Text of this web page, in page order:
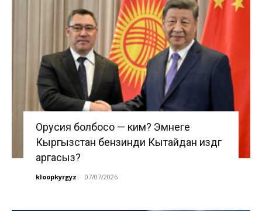
Орусия болбосо — ким? Эмнеге
Кыргызстан бензинди Кытайдан издөөгө
аргасыз?
kloopkyrgyz - 07/07/2026